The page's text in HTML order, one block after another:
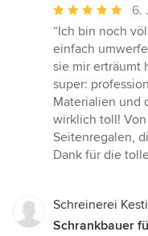
Bewertung:
5
von
5
Sternen
6.
“Ich bin noch
einfach
sie mir erträumt
super:
Materialien und
wirklich toll!
Seitenregalen,
Dank für die
Schreinerei
Schrankbauer